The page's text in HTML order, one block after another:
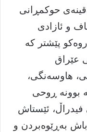
حوکمڕانى
و ئازادى
پێشتر کە
عێراق
هاوسەنگى،
بوونە ڕوحى
ئێستاش
بەڕێوەبردن و